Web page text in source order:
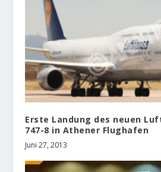
Erste Landung des neuen
747-8 in Athener Flughafen
Juni 27, 2013